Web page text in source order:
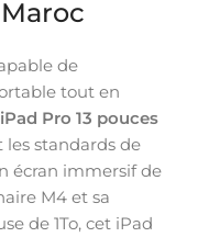
de
tout en
iPad Pro 13 pouces
les standards de
écran immersif de
M4 et sa
de 1To, cet iPad